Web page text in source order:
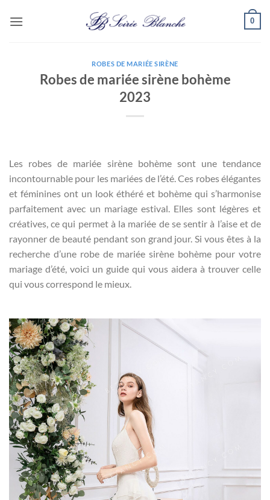
0
ROBES DE MARIÉE SIRÈNE
Robes de mariée sirène bohème
2023
Les robes de mariée sirène bohème sont une tendance
incontournable pour les mariées de l’été. Ces robes élégantes
et féminines ont un look éthéré et bohème qui s’harmonise
parfaitement avec un mariage estival. Elles sont légères et
créatives, ce qui permet à la mariée de se sentir à l’aise et de
rayonner de beauté pendant son grand jour. Si vous êtes à la
recherche d’une robe de mariée sirène bohème pour votre
mariage d’été, voici un guide qui vous aidera à trouver celle
qui vous correspond le mieux.